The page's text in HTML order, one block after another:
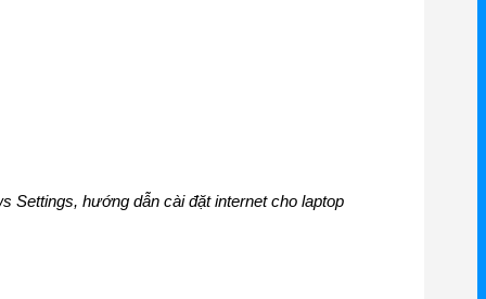
Settings, hướng dẫn cài đặt internet cho laptop